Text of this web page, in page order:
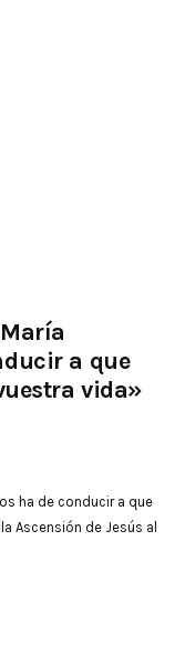
a que
vida»
ha de conducir a que
Ascensión de Jesús al